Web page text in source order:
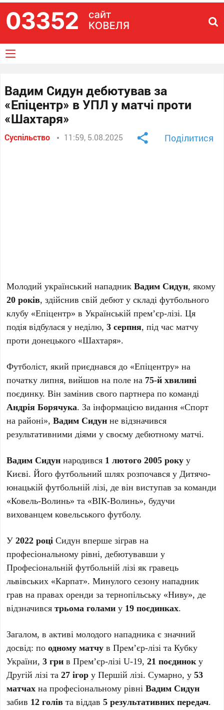
Вадим Сидун дебютував за
«Епіцентр» в УПЛ у матчі проти
«Шахтаря»
Суспільство 11:59, 5.08.2025 Поділитися
Молодий український нападникВадим Сидун, якому
20 років, здійснив свій дебют у складі футбольного
клубу «Епіцентр» в Українській прем’єр-лізі. Ця
подія відбулася у неділю,3 серпня, під час матчу
проти донецького «Шахтаря».
Футболіст, який приєднався до «Епіцентру» на
початку липня, вийшов на поле на 75-й хвилині
поєдинку. Він замінив свого партнера по команді
Андрія Борячука. За інформацією видання «Спорт
на районі»,Вадим Сидун не відзначився
результативними діями у своєму дебютному матчі.
Вадим Сидун народився 1 лютого 2005 року у
Києві. Його футбольний шлях розпочався у Дитячо-
юнацькій футбольній лізі, де він виступав за команди
«Ковель-Волинь» та «ВІК-Волинь», будучи
вихованцем ковельського футболу.
У2022 році Сидун вперше зіграв на
професіональному рівні, дебютувавши у
Професіональній футбольній лізі як гравець
львівських «Карпат». Минулого сезону нападник
грав на правах оренди за тернопільську «Ниву», де
відзначивсятрьома голами у 19 поєдинках.
Загалом, в активі молодого нападника є значний
досвід: поодному матчу в Прем’єр-лізі та Кубку
України,3 гри в Прем’єр-лізі U-19,21 поєдиноку
Другій лізі та27 ігор у Першій лізі. Сумарно, у53
матчах на професіональному рівніВадим Сидун
забив 12 голів та віддав5 результативних передач.